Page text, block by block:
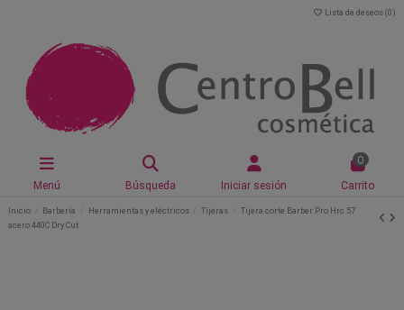
Lista de deseos (0 )
Menú Búsqueda Iniciar sesión
0
Carrito
Inicio Barbería Herramientas y eléctricos Tijeras
Tijera corte Barber Pro Hrc 57
acero 440C Dry Cut